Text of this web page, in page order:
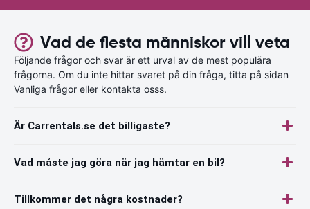
Vad de flesta människor vill veta
Följande frågor och svar är ett urval av de mest populära
frågorna. Om du inte hittar svaret på din fråga, titta på sidan
Vanliga frågor eller kontakta osss.
Är Carrentals.se det billigaste?
Vad måste jag göra när jag hämtar en bil?
Tillkommer det några kostnader?